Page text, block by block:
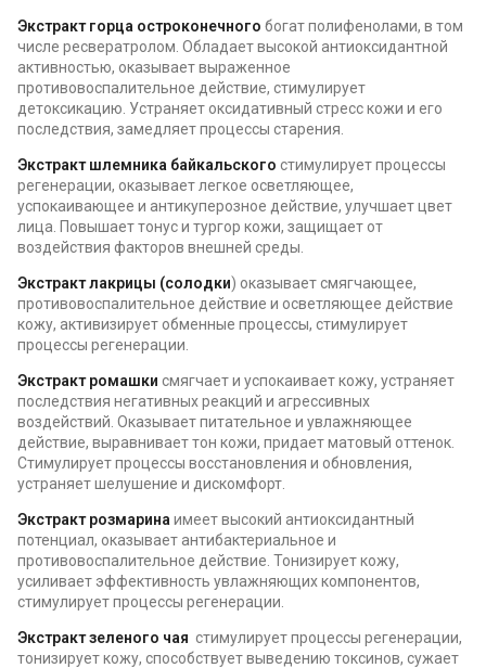
Экстракт горца остроконечного богат полифенолами, в том
числе ресвератролом. Обладает высокой антиоксидантной
активностью, оказывает выраженное
противовоспалительное действие, стимулирует
детоксикацию. Устраняет оксидативный стресс кожи и его
последствия, замедляет процессы старения.
Экстракт шлемника байкальского стимулирует процессы
регенерации, оказывает легкое осветляющее,
успокаивающее и антикуперозное действие, улучшает цвет
лица. Повышает тонус и тургор кожи, защищает от
воздействия факторов внешней среды.
Экстракт лакрицы (солодки) оказывает смягчающее,
противовоспалительное действие и осветляющее действие
кожу, активизирует обменные процессы, стимулирует
процессы регенерации.
Экстракт ромашки смягчает и успокаивает кожу, устраняет
последствия негативных реакций и агрессивных
воздействий. Оказывает питательное и увлажняющее
действие, выравнивает тон кожи, придает матовый оттенок.
Стимулирует процессы восстановления и обновления,
устраняет шелушение и дискомфорт.
Экстракт розмарина имеет высокий антиоксидантный
потенциал, оказывает антибактериальное и
противовоспалительное действие. Тонизирует кожу,
усиливает эффективность увлажняющих компонентов,
стимулирует процессы регенерации.
Экстракт зеленого чая стимулирует процессы регенерации,
тонизирует кожу, способствует выведению токсинов, сужает